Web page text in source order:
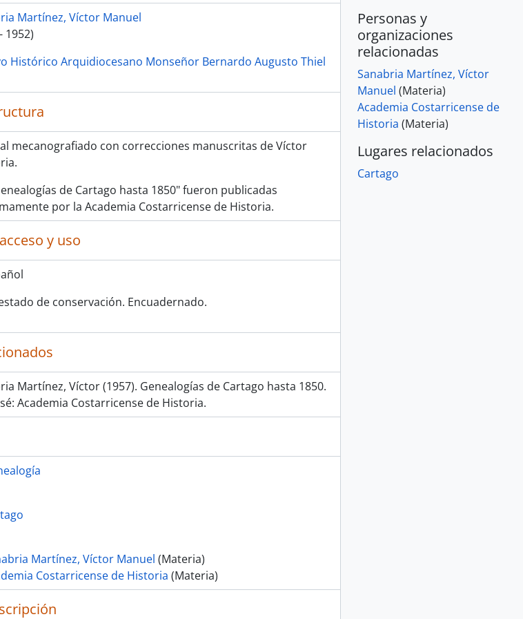
- Borrador de artículo sobre moción presentada en la asamblea constituyente
- Borrador del texto "V. Un paso atrás atando cabos"
de artículo de Víctor Sanabria Martínez, arzobispo de San José, expresando su opinión sobre el proyecto de reforma de las Hermandades de Caridad presentado al congreso
- "Información de un viajero sobre la Semana Trágica de Costa Rica", por Julio A. Barcos
- "El sacerdote y la música sagrada", por Guillermo Arié Cascante
- "El triunfo de Jesucristo (parte final de "Anarkos")", por Guillermo Valencia
Crónica de la consagración mariana de caballeros celebrada en el seminario de San José, por Luis Sánchez A.
0064 - Reseña de la fundación de Alajuela, por Ricardo Fernández Peralta
0065 - Escritos no identificados
de misas
Troyo Calderón
Jesús Jiménez Oreamuno
Trejos Picado
Espinoza
Martínez, Víctor Manuel
1952)
Histórico Arquidiocesano Monseñor Bernardo Augusto Thiel
mecanografiado con correcciones manuscritas de Víctor
de Cartago hasta 1850" fueron publicadas
por la Academia Costarricense de Historia.
y uso
de conservación. Encuadernado.
Martínez, Víctor (1957). Genealogías de Cartago hasta 1850.
Academia Costarricense de Historia.
Martínez, Víctor Manuel (Materia)
Costarricense de Historia (Materia)
Personas y
organizaciones
relacionadas
Sanabria Martínez, Víctor
Manuel (Materia)
Academia Costarricense de
Historia (Materia)
Lugares relacionados
Cartago